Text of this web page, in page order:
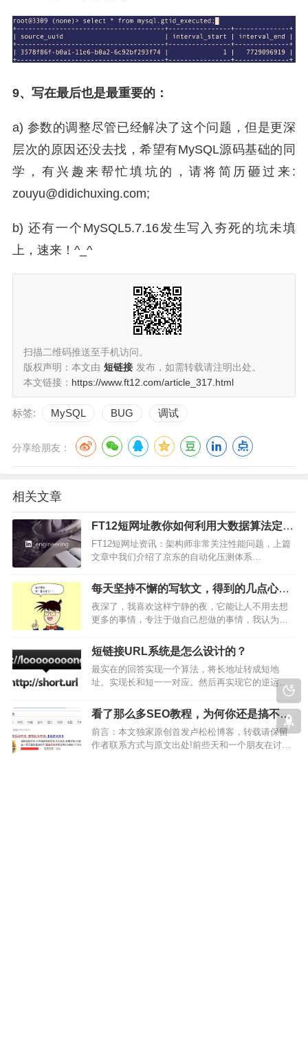
9、写在最后也是最重要的：
a) 参数的调整尽管已经解决了这个问题，但是更深
层次的原因还没去找，希望有MySQL源码基础的同
学，有兴趣来帮忙填坑的，请将简历砸过来:
zouyu@didichuxing.com;
b) 还有一个MySQL5.7.16发生写入夯死的坑未填
上，速来！^_^
扫描二维码推送至手机访问。
版权声明：本文由 短链接 发布，如需转载请注明出处。
本文链接： https://www.ft12.com/article_317.html
标签: MySQL BUG 调试
分享给朋友：
相关文章
FT12短网址教你如何利用大数据算法定位
网站性能瓶颈(BOSS)
FT12短网址资讯：架构师非常关注性能问题，上篇
文章中我们介绍了京东的自动化压测体系
绍如何通过大数据算法来分析调用数据，自动定位
性能瓶颈。本文由高可用架构翻译。背景我们 FT…
每天坚持不懈的写软文，得到的几点心得
感悟
夜深了，我喜欢这样宁静的夜，它能让人不用去想
更多的事情，专注于做自己想做的事情，我认为是
听》节目，听这个节目已经有一段时间了，虽然每
天只有那么短短的几分钟，但是那些字眼确实令我
欲罢不能，听完几分钟的…
短链接URL系统是怎么设计的？
最实在的回答实现一个算法，将长地址转成短地
址。实现长和短一一对应。然后再实现它的逆运
算，将短地址还能换算回长地址。这个回答看起来
挺完美的，然后候选人也会说现在时间比较短，如
果给我时间我去找这个算法就解决问题了。但是稍
微有点计算机或者信息论常…
看了那么多SEO教程，为何你还是搞不定
排名？
前言：本文独家原创首发卢松松博客，转载请保留
作者联系方式与原文出处!前些天和一个朋友在讨论